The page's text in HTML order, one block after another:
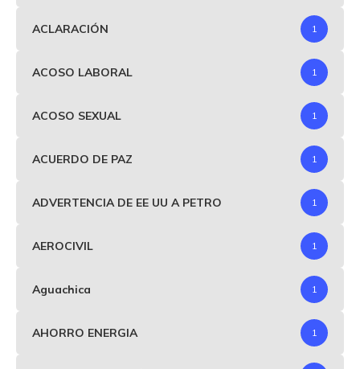
ACLARACIÓN 1
ACOSO LABORAL 1
ACOSO SEXUAL 1
ACUERDO DE PAZ 1
ADVERTENCIA DE EE UU A PETRO 1
AEROCIVIL 1
Aguachica 1
AHORRO ENERGIA 1